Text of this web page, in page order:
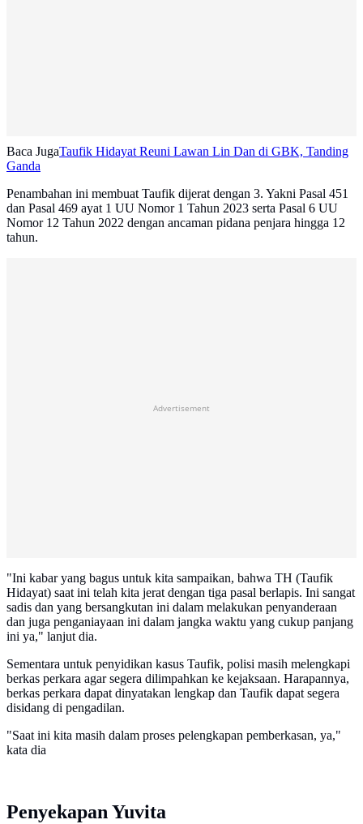
Baca JugaTaufik Hidayat Reuni Lawan Lin Dan di GBK, Tanding
Ganda
Penambahan ini membuat Taufik dijerat dengan 3. Yakni Pasal 451
dan Pasal 469 ayat 1 UU Nomor 1 Tahun 2023 serta Pasal 6 UU
Nomor 12 Tahun 2022 dengan ancaman pidana penjara hingga 12
tahun.
Advertisement
"Ini kabar yang bagus untuk kita sampaikan, bahwa TH (Taufik
Hidayat) saat ini telah kita jerat dengan tiga pasal berlapis. Ini sangat
sadis dan yang bersangkutan ini dalam melakukan penyanderaan
dan juga penganiayaan ini dalam jangka waktu yang cukup panjang
ini ya," lanjut dia.
Sementara untuk penyidikan kasus Taufik, polisi masih melengkapi
berkas perkara agar segera dilimpahkan ke kejaksaan. Harapannya,
berkas perkara dapat dinyatakan lengkap dan Taufik dapat segera
disidang di pengadilan.
"Saat ini kita masih dalam proses pelengkapan pemberkasan, ya,"
kata dia
Penyekapan Yuvita